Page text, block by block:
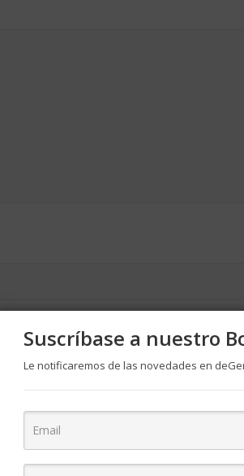
Suscríbase a nuestro
Le notificaremos de las novedades en